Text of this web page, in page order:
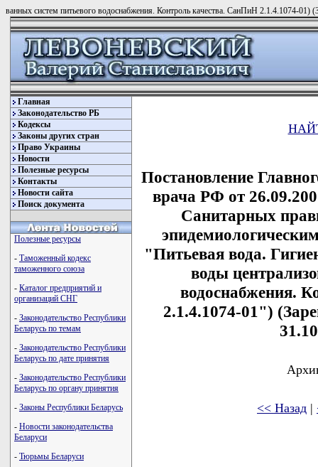
ванных систем питьевого водоснабжения. Контроль качества. СанПиН 2.1.4.1074-
Главная
Законодательство РБ
Кодексы
Законы других стран
Право Украины
Новости
Полезные ресурсы
Контакты
Новости сайта
Поиск документа
Полезные ресурсы
- Таможенный кодекс
таможенного союза
- Каталог предприятий и
организаций СНГ
- Законодательство Республики
Беларусь по темам
- Законодательство Республики
Беларусь по дате принятия
- Законодательство Республики
Беларусь по органу принятия
- Законы Республики Беларусь
- Новости законодательства
Беларуси
- Тюрьмы Беларуси
Постановление
врача РФ от
Санитарных
"Питьевая вода.
воды
водоснабжения.
2.1.4.1074-01")
<< Назад |